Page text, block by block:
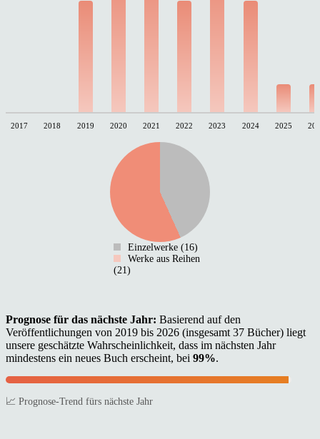
2017 2018 2019 2020 2021 2022 2023 2024 2025
Einzelwerke (16)
Werke aus Reihen
(21)
Prognose für das nächste Jahr: Basierend auf den
Veröffentlichungen von 2019 bis 2026 (insgesamt 37 Bücher) liegt
unsere geschätzte Wahrscheinlichkeit, dass im nächsten Jahr
mindestens ein neues Buch erscheint, bei 99%.
📈 Prognose-Trend fürs nächste Jahr